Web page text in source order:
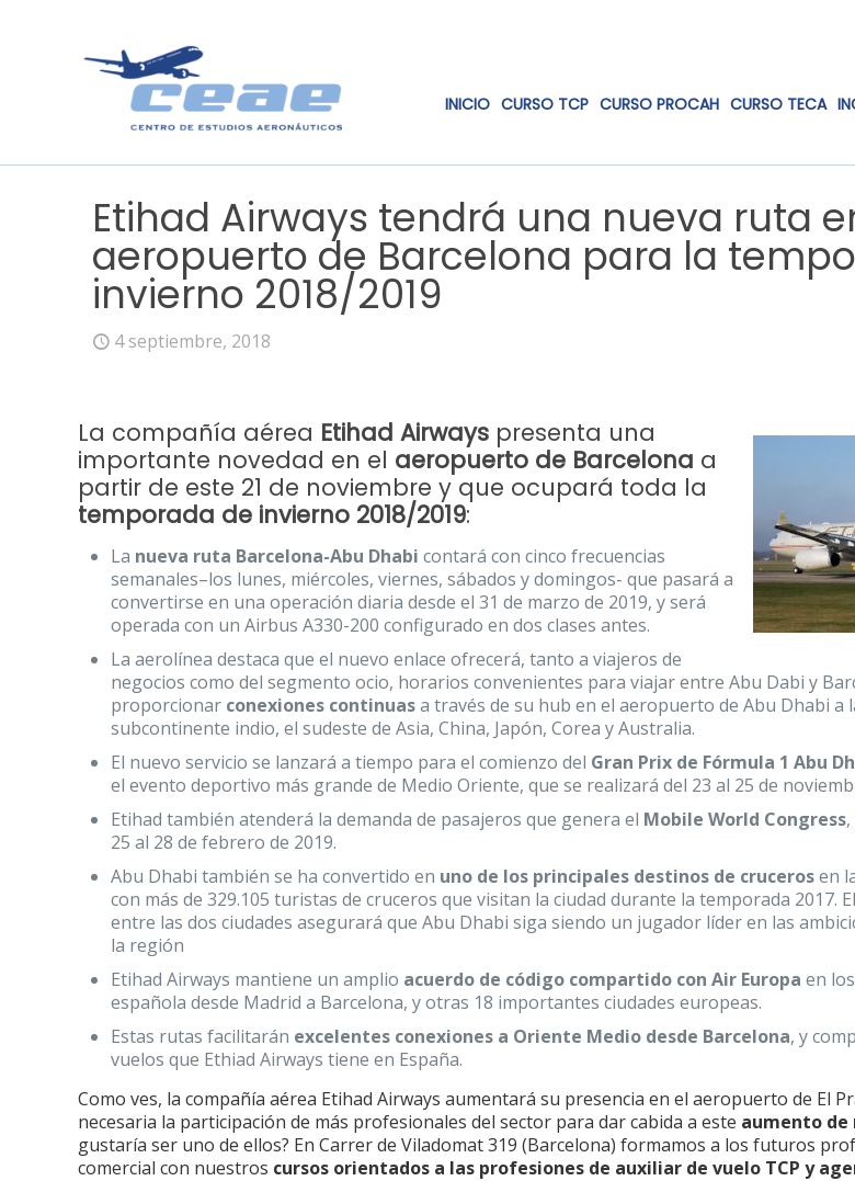
INICIO CURSO TCP CURSO PROCAH CURSO TECA
Etihad Airways tendrá una nueva ruta
aeropuerto de Barcelona para la
invierno 2018/2019
4 septiembre, 2018
La compañía aérea Etihad Airways presenta una
importante novedad en el aeropuerto de Barcelona a
partir de este 21 de noviembre y que ocupará toda la
temporada de invierno 2018/2019:
La nueva ruta Barcelona-Abu Dhabicontará con cinco frecuencias
semanales–los lunes, miércoles, viernes, sábados y domingos- que pasará a
convertirse en una operación diaria desde el 31 de marzo de 2019, y será
operada con un Airbus A330-200 configurado en dos clases antes.
La aerolínea destaca que el nuevo enlace ofrecerá, tanto a viajeros de
negocios como del segmento ocio, horarios convenientes para viajar entre Abu Dabi y
proporcionar conexiones continuasa través de su hub en el aeropuerto de Abu Dhabi a
subcontinente indio, el sudeste de Asia, China, Japón, Corea y Australia.
El nuevo servicio se lanzará a tiempo para el comienzo del Gran Prix de Fórmula 1 Abu
el evento deportivo más grande de Medio Oriente, que se realizará del 23 al 25 de
Etihad también atenderá la demanda de pasajeros que genera el Mobile World Congress
25 al 28 de febrero de 2019.
Abu Dhabi también se ha convertido en uno de los principales destinos de crucerosen
con más de 329.105 turistas de cruceros que visitan la ciudad durante la temporada 2017.
entre las dos ciudades asegurará que Abu Dhabi siga siendo un jugador líder en las
la región
Etihad Airways mantiene un amplio acuerdo de código compartido con Air Europaen
española desde Madrid a Barcelona, y otras 18 importantes ciudades europeas.
Estas rutas facilitarán excelentes conexiones a Oriente Medio desde Barcelona, y
vuelos que Ethiad Airways tiene en España.
Como ves, la compañía aérea Etihad Airways aumentará su presencia en el aeropuerto de El
necesaria la participación de más profesionales del sector para dar cabida a este aumento de
gustaría ser uno de ellos? En Carrer de Viladomat 319 (Barcelona) formamos a los futuros
comercial con nuestros cursos orientados a las profesiones de auxiliar de vuelo TCP y